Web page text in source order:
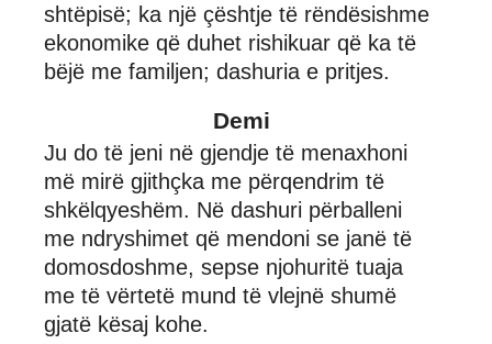
shtëpisë; ka një çështje të rëndësishme
ekonomike që duhet rishikuar që ka të
bëjë me familjen; dashuria e pritjes.
Demi
Ju do të jeni në gjendje të menaxhoni
më mirë gjithçka me përqendrim të
shkëlqyeshëm. Në dashuri përballeni
me ndryshimet që mendoni se janë të
domosdoshme, sepse njohuritë tuaja
me të vërtetë mund të vlejnë shumë
gjatë kësaj kohe.